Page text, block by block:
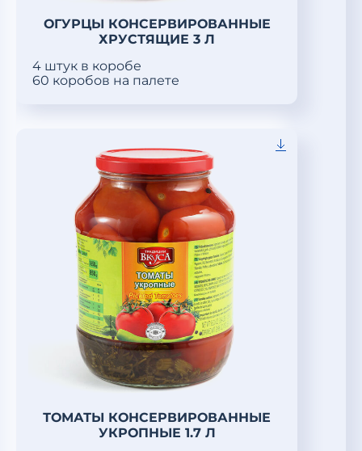
ОГУРЦЫ КОНСЕРВИРОВАННЫЕ
ХРУСТЯЩИЕ 3 Л
4 штук в коробе
60 коробов на палете
ТОМАТЫ КОНСЕРВИРОВАННЫЕ
УКРОПНЫЕ 1.7 Л